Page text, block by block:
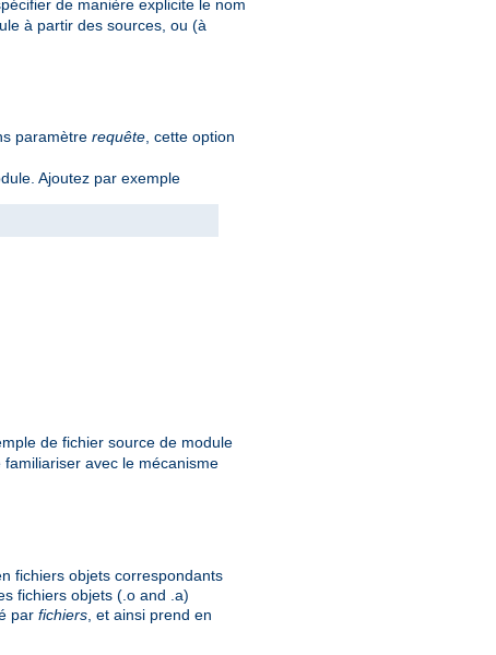
de manière explicite le nom
à partir des sources, ou (à
paramètre requête , cette option
Ajoutez par exemple
de fichier source de module
avec le mécanisme
fichiers objets correspondants
fichiers objets (.o and .a)
par fichiers , et ainsi prend en